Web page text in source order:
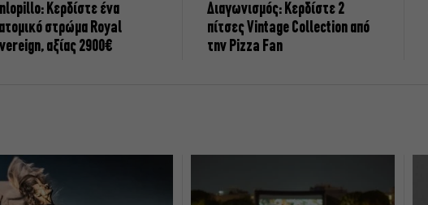
Κερδίστε ένα
στρώμα Royal
αξίας 2900€
Διαγωνισμός: Κερδίστε 2
πίτσες Vintage Collection από
την Pizza Fan